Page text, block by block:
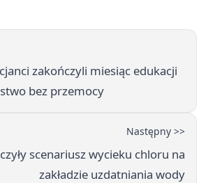
zakończyli miesiąc edukacji
bez przemocy
Następny >>
scenariusz wycieku chloru na
zakładzie uzdatniania wody